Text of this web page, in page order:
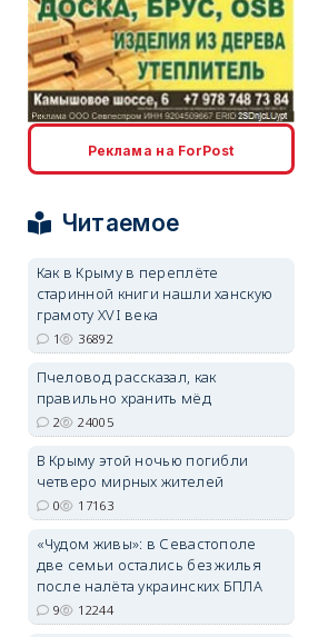
erid: 2SDnjcLUypt
erid: 2SDnjcrDNw6
erid: 2SDnjdPjgYS
Реклама на ForPost
Читаемое
Как в Крыму в переплёте
старинной книги нашли ханскую
грамоту XVI века
1 36892
Пчеловод рассказал, как
правильно хранить мёд
2 24005
В Крыму этой ночью погибли
четверо мирных жителей
0 17163
«Чудом живы»: в Севастополе
две семьи остались без жилья
после налёта украинских БПЛА
9 12244